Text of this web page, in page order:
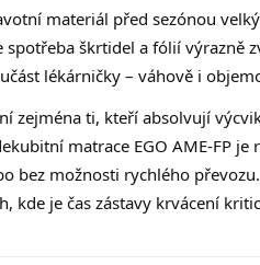
materiál před sezónou
spotřeba škrtidel a fólií výrazně
lékárničky – váhově i
zejména ti, kteří absolvují
matrace EGO AME-FP
bez možnosti rychlého
kde je čas zástavy krvácení